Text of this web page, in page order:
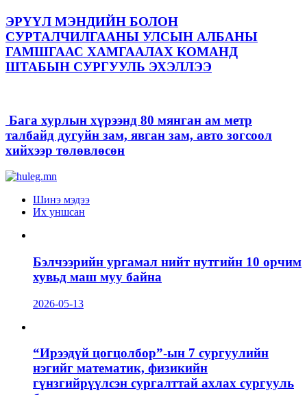
ЭРҮҮЛ МЭНДИЙН БОЛОН
СУРТАЛЧИЛГААНЫ УЛСЫН АЛБАНЫ
ГАМШГААС ХАМГААЛАХ КОМАНД
ШТАБЫН СУРГУУЛЬ ЭХЭЛЛЭЭ
Бага хурлын хүрээнд 80 мянган ам метр
талбайд дугуйн зам, явган зам, авто зогсоол
хийхээр төлөвлөсөн
Шинэ мэдээ
Их уншсан
Бэлчээрийн ургамал нийт нутгийн 10 орчим
хувьд маш муу байна
2026-05-13
“Ирээдүй цогцолбор”-ын 7 сургуулийн
нэгийг математик, физикийн
гүнзгийрүүлсэн сургалттай ахлах сургууль